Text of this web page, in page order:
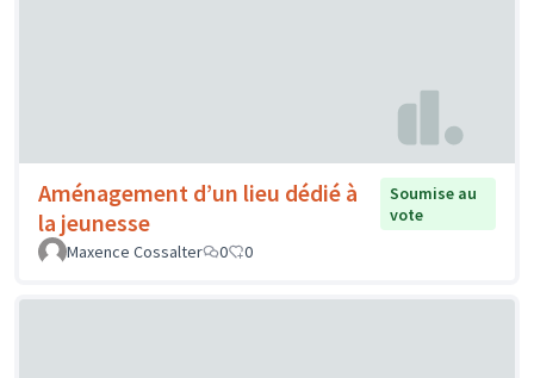
Aménagement d’un lieu dédié à
la jeunesse
Soumise au
vote
Maxence Cossalter
0 0